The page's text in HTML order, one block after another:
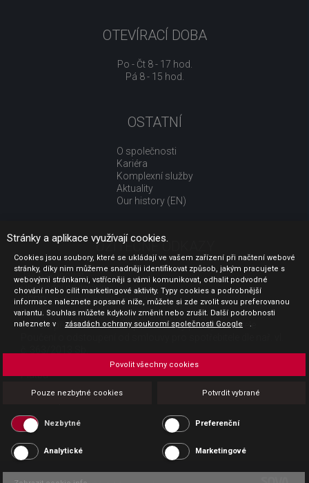
OTEVÍRACÍ DOBA
Po - Čt 8 - 17 hod.
Pá 8 - 15 hod.
OSTATNÍ
O společnosti
Kariéra
Komplexní služby
Aktuality
Our history (EN)
UŽITEČNÉ ODKAZY
Jak nakupovat
Obchodní podmínky
GDPR - ochrana osobních údajů
Profil zadavatele
Sdělení před uzavřením kupní smlouvy pro spotřebitele
Platba
Povinná publicita
Stránky a aplikace využívají cookies.
Cookies jsou soubory, které se ukládají ve vašem zařízení při načtení webové
stránky, díky nim můžeme snadněji identifikovat způsob, jakým pracujete s
webovými stránkami, vstřícněji s vámi komunikovat, odhalit podvodné
chování nebo cílit marketingové aktivity. Typy cookies a podrobnější
informace naleznete popsané níže, můžete si zde zvolit svou preferovanou
variantu. Souhlas můžete kdykoliv změnit nebo zrušit. Další podrobnosti
naleznete v
zásadách ochrany soukromí společnosti Google .
Pouze nezbytné cookies Potvrdit vybrané
Povolit všechny cookies
Nezbytné Preferenční
Analytické Marketingové